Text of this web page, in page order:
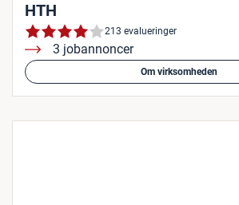
HTH
213 evalueringer
3 jobannoncer
Om virksomheden